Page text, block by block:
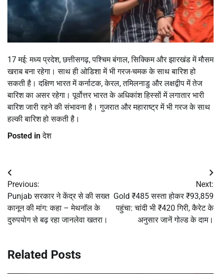
17 मई: मध्य प्रदेश, छत्तीसगढ़, पश्चिम बंगाल, सिक्किम और झारखंड में मौसम
खराब बना रहेगा। साथ ही ओडिशा में भी गरज-चमक के साथ बारिश हो
सकती है। दक्षिण भारत में कर्नाटक, केरल, तमिलनाडु और लक्षद्वीप में तेज
बारिश का असर रहेगा। पूर्वोत्तर भारत के अधिकांश हिस्सों में लगातार भारी
बारिश जारी रहने की संभावना है। गुजरात और महाराष्ट्र में भी गरज के साथ
हल्की बारिश हो सकती है।
Posted inदेश
Post
navigation
Previous:
Punjab सरकार ने केंद्र से की सख्त
कानून की मांग: कहा – मेथनॉल के
दुरुपयोग से बढ़ रहा जानलेवा खतरा।
Next:
Gold ₹485 सस्ता होकर ₹93,859
पहुंचा: चांदी भी ₹420 गिरी, कैरेट के
अनुसार जानें गोल्ड के दाम।
Related Posts